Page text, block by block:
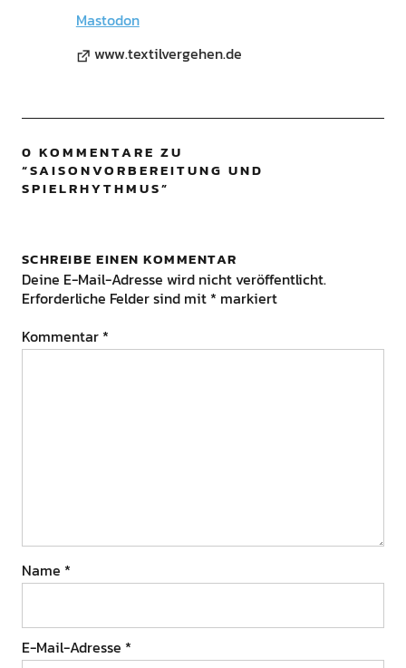
Mastodon
www.textilvergehen.de
0 KOMMENTARE ZU
“SAISONVORBEREITUNG UND
SPIELRHYTHMUS”
SCHREIBE EINEN KOMMENTAR
Deine E-Mail-Adresse wird nicht veröffentlicht.
Erforderliche Felder sind mit * markiert
Kommentar *
Name *
E-Mail-Adresse *